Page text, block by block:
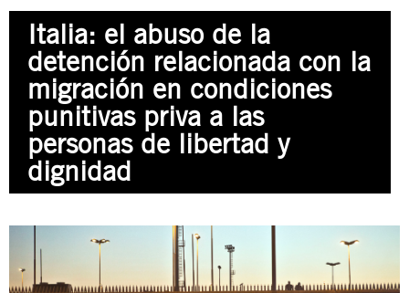
PREGUNTAS FRECUENTES
ÁREAS TEMÁTICAS
JUSTICIA INTERNACIONAL
EDUCACIÓN EN DERECHOS HUMANOS Y JÓVENES
PRENSA
SUSCRIBITE
PREGUNTAS FRECUENTES
Italia: el abuso de la
detención relacionada con la
migración en condiciones
punitivas priva a las
personas de libertad y
dignidad